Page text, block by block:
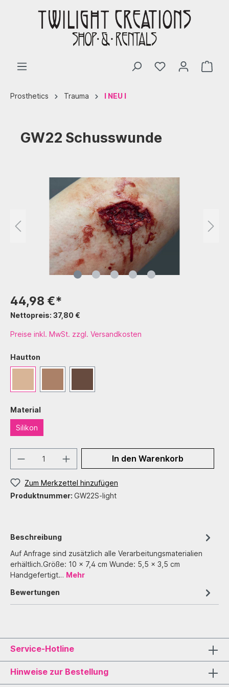
Prosthetics Trauma I NEU I
GW22 Schusswunde
44,98 €*
Nettopreis: 37,80 €
Preise inkl. MwSt. zzgl. Versandkosten
Hautton
Material
Silikon
In den Warenkorb
Zum Merkzettel hinzufügen
Produktnummer: GW22S-light
Beschreibung
Auf Anfrage sind zusätzlich alle Verarbeitungsmaterialien
erhältlich.Größe: 10 x 7,4 cm Wunde: 5,5 x 3,5 cm
Handgefertigt… Mehr
Bewertungen
Service-Hotline
Hinweise zur Bestellung